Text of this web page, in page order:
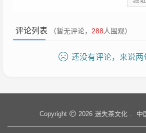
评论列表 （暂无评论， 288人围观）
还没有评论，来说两
Copyright 2026 迷失茶文化 中